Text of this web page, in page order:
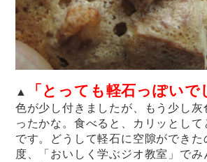
▲ 「とっても軽石っぽいで
色が少し付きましたが、もう少し灰
ったかな。食べると、カリッとして
です。どうして軽石に空隙ができた
度、「おいしく学ぶジオ教室」でみ